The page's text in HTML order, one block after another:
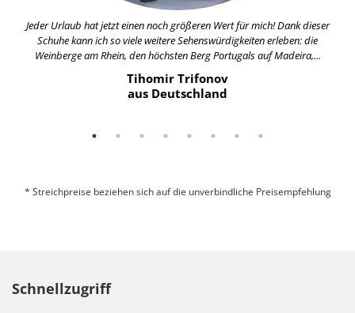
Jeder Urlaub hat jetzt einen noch größeren Wert für mich! Dank dieser
Schuhe kann ich so viele weitere Sehenswürdigkeiten erleben: die
Weinberge am Rhein, den höchsten Berg Portugals auf Madeira,...
Tihomir Trifonov
aus Deutschland
* Streichpreise beziehen sich auf die unverbindliche Preisempfehlung
Schnellzugriff